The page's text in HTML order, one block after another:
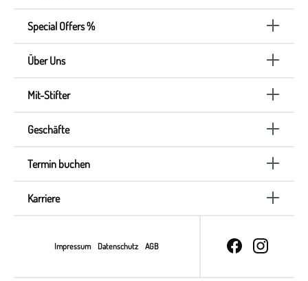
Special Offers %
Über Uns
Mit-Stifter
Geschäfte
Termin buchen
Karriere
Impressum Datenschutz AGB